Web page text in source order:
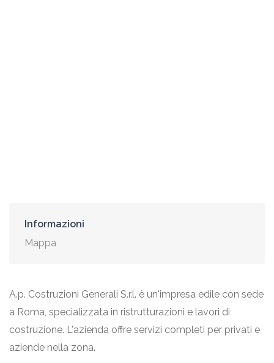
Informazioni
Mappa
A.p. Costruzioni Generali S.r.l. è un'impresa edile con sede
a Roma, specializzata in ristrutturazioni e lavori di
costruzione. L'azienda offre servizi completi per privati e
aziende nella zona.